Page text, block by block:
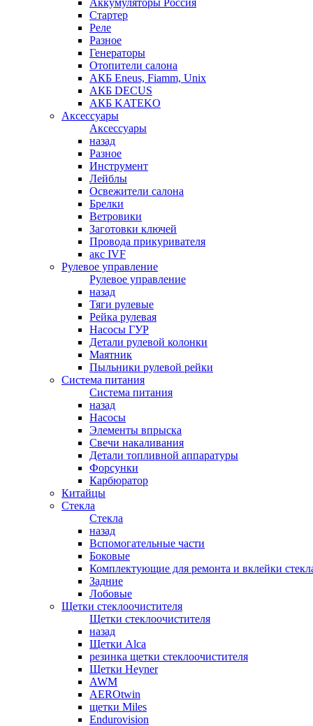
Аккумуляторы Россия
Стартер
Реле
Разное
Генераторы
Отопители салона
АКБ Eneus, Fiamm, Unix
АКБ DECUS
АКБ KATEKO
Аксессуары
Аксессуары
назад
Разное
Инструмент
Лейблы
Освежители салона
Брелки
Ветровики
Заготовки ключей
Провода прикуривателя
акс IVF
Рулевое управление
Рулевое управление
назад
Тяги рулевые
Рейка рулевая
Насосы ГУР
Детали рулевой колонки
Маятник
Пыльники рулевой рейки
Система питания
Система питания
назад
Насосы
Элементы впрыска
Свечи накаливания
Детали топливной аппаратуры
Форсунки
Карбюратор
Китайцы
Стекла
Стекла
назад
Вспомогательные части
Боковые
Комплектующие для ремонта и вклейки
Задние
Лобовые
Щетки стеклоочистителя
Щетки стеклоочистителя
назад
Щетки Alca
резинка щетки стеклоочистителя
Щетки Heyner
AWM
AEROtwin
щетки Miles
Endurovision